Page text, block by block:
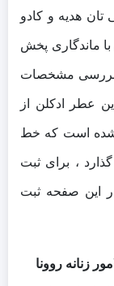
هدیه و کادو
با ماندگاری پخش
بررسی مشخصات
عطر ادکلن از
شده است که خط
، برای ثبت
این صفحه ثبت
زنانه روونا